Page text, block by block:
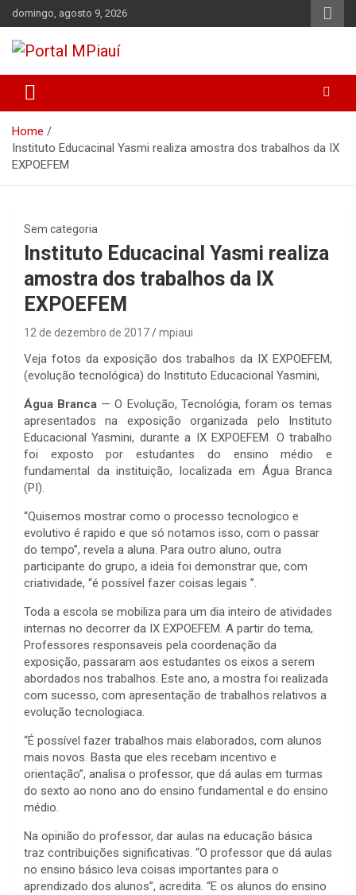
Skip
to
content
domingo, agosto 9, 2026
Portal MPiauí
Parnaíba
Home
Instituto Educacinal Yasmi realiza amostra dos trabalhos da IX
EXPOEFEM
Sem categoria
Instituto Educacinal Yasmi realiza
amostra dos trabalhos da IX
EXPOEFEM
12 de dezembro de 2017 mpiaui
Veja fotos da exposição dos trabalhos da IX EXPOEFEM,
(evolução tecnológica) do Instituto Educacional Yasmini,
Água Branca — O Evolução, Tecnológia, foram os temas
apresentados na exposição organizada pelo Instituto
Educacional Yasmini, durante a IX EXPOEFEM. O trabalho
foi exposto por estudantes do ensino médio e
fundamental da instituição, localizada em Água Branca
(PI).
“Quisemos mostrar como o processo tecnologico e
evolutivo é rapido e que só notamos isso, com o passar
do tempo”, revela a aluna. Para outro aluno, outra
participante do grupo, a ideia foi demonstrar que, com
criatividade, “é possível fazer coisas legais ”.
Toda a escola se mobiliza para um dia inteiro de atividades
internas no decorrer da IX EXPOEFEM. A partir do tema,
Professores responsaveis pela coordenação da
exposição, passaram aos estudantes os eixos a serem
abordados nos trabalhos. Este ano, a mostra foi realizada
com sucesso, com apresentação de trabalhos relativos a
evolução tecnologiaca.
“É possível fazer trabalhos mais elaborados, com alunos
mais novos. Basta que eles recebam incentivo e
orientação”, analisa o professor, que dá aulas em turmas
do sexto ao nono ano do ensino fundamental e do ensino
médio.
Na opinião do professor, dar aulas na educação básica
traz contribuições significativas. “O professor que dá aulas
no ensino básico leva coisas importantes para o
aprendizado dos alunos”, acredita. “E os alunos do ensino